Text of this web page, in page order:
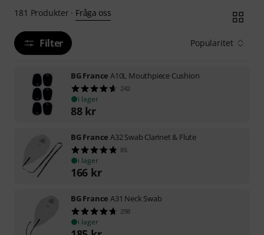
181 Produkter· Fråga oss
Filter Popularitet
BG France A10L Mouthpiece Cushion
242
i lager
88 kr
BG France A32 Swab Clarinet & Flute
85
i lager
166 kr
BG France A31 Neck Swab
298
i lager